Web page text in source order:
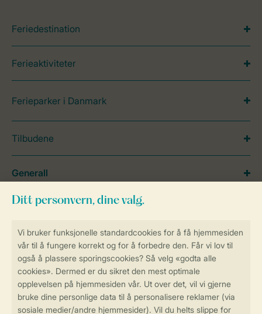
Sikker og rask online booking
Sikker datahåndtering
Feriedestination
Ferieaktiviteter
Ferieparker i Danmark
Tilbudene
Generall
Service
Betalingsmuligheder